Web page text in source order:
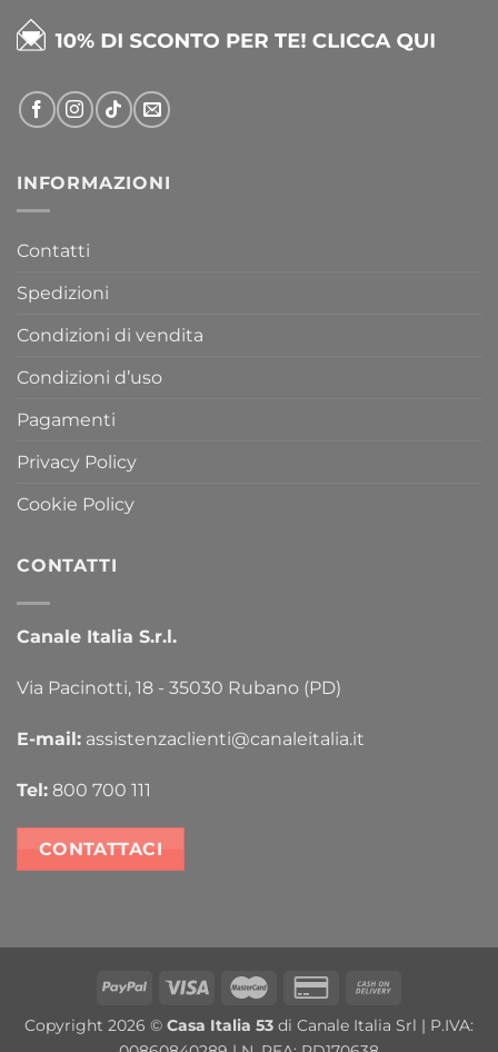
INFORMAZIONI
Contatti
Spedizioni
Condizioni di vendita
Condizioni d’uso
Pagamenti
Privacy Policy
Cookie Policy
CONTATTI
Canale Italia S.r.l.
Via Pacinotti, 18 - 35030 Rubano (PD)
E-mail: assistenzaclienti@canaleitalia.it
Tel: 800 700 111
CONTATTACI
PayPal Visa MasterCardCredit
2
Delivery
Copyright 2026 © Casa Italia 53 di Canale Italia Srl | P.IVA: